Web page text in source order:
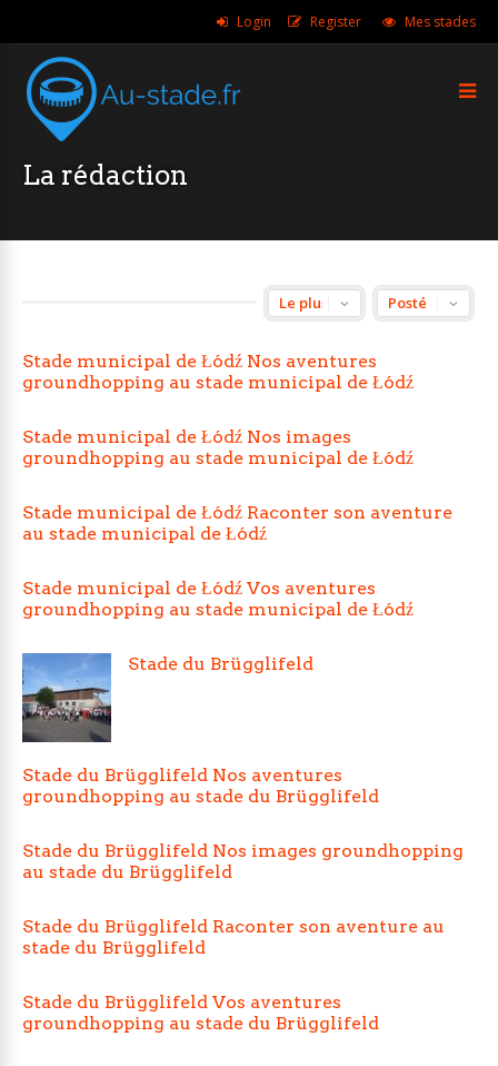
Login Register Mes stades
La rédaction
Stade municipal de Łódź Nos aventures
groundhopping au stade municipal de Łódź
Stade municipal de Łódź Nos images
groundhopping au stade municipal de Łódź
Stade municipal de Łódź Raconter son aventure
au stade municipal de Łódź
Stade municipal de Łódź Vos aventures
groundhopping au stade municipal de Łódź
Stade du Brügglifeld
Stade du Brügglifeld Nos aventures
groundhopping au stade du Brügglifeld
Stade du Brügglifeld Nos images groundhopping
au stade du Brügglifeld
Stade du Brügglifeld Raconter son aventure au
stade du Brügglifeld
Stade du Brügglifeld Vos aventures
groundhopping au stade du Brügglifeld